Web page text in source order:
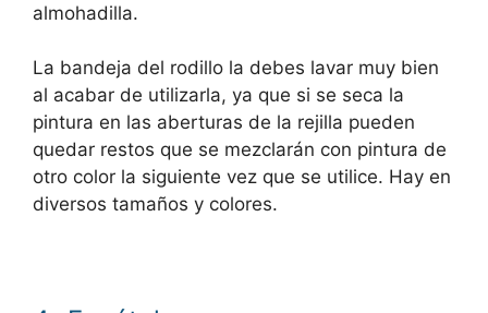
almohadilla.
La bandeja del rodillo la debes lavar muy bien
al acabar de utilizarla, ya que si se seca la
pintura en las aberturas de la rejilla pueden
quedar restos que se mezclarán con pintura de
otro color la siguiente vez que se utilice. Hay en
diversos tamaños y colores.